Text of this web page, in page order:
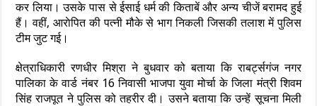
कर लिया। उसके पास से ईसाई धर्म की किताबें और अन्य चीजें बरामद हुई
हैं। वहीं, आराेपित की पत्नी मौके से भाग निकली जिसकी तलाश में पुलिस
टीम जुट गई।
क्षेत्राधिकारी रणधीर मिश्रा ने बुधवार को बताया कि राबर्ट्सगंज नगर
पालिका के वार्ड नंबर 16 निवासी भाजपा युवा मोर्चा के जिला मंत्री शिवम
सिंह राजपूत ने पुलिस को तहरीर दी। उसने बताया कि उन्हें सूचना मिली